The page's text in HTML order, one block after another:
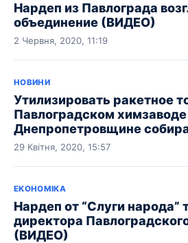
Нардеп из Павлограда
объединение (ВИДЕО)
2 Червня, 2020, 11:19
НОВИНИ
Утилизировать ракетное
Павлоградском химзаводе
Днепропетровщине
29 Квітня, 2020, 15:57
ЕКОНОМІКА
Нардеп от “Слуги народа”
директора
(ВИДЕО)